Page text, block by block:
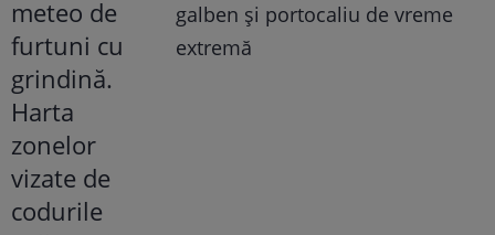
galben și portocaliu de vreme
extremă